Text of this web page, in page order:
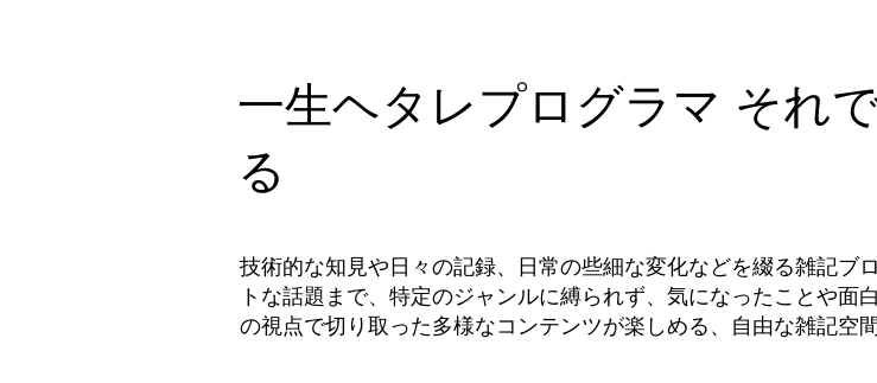
一生ヘタレプログラマ それ
る
技術的な知見や日々の記録、日常の些細な変化などを綴る雑記ブ
トな話題まで、特定のジャンルに縛られず、気になったことや
の視点で切り取った多様なコンテンツが楽しめる、自由な雑記空